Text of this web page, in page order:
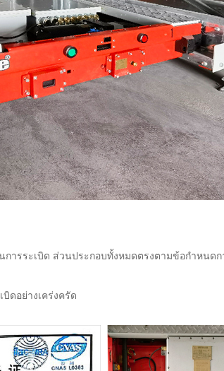
ารระเบิด ส่วนประกอบทั้งหมดตรงตามข้อกำหนดก
ดอย่างเคร่งครัด